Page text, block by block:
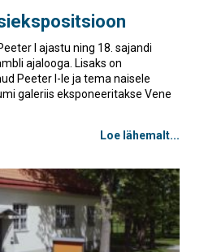
I ajastu ning 18. sajandi
ajalooga. Lisaks on
Peeter I-le ja tema naisele
galeriis eksponeeritakse Vene
Loe lähemalt...